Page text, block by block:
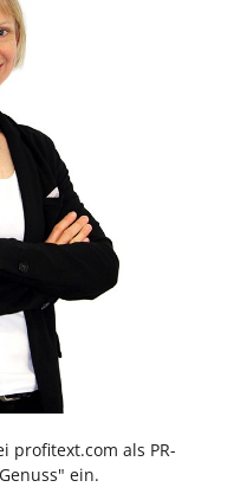
profitext.com als PR-
ein.